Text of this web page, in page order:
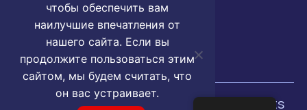
+1 (202) 883-3332
contact@isroyal.com
© 2025 Royal Airport Concierge.
All rights
чтобы обеспечить вам
наилучшие впечатления от
нашего сайта. Если вы
продолжите пользоваться этим
сайтом, мы будем считать, что
он вас устраивает.